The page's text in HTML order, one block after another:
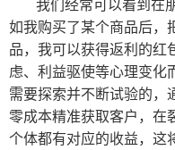
睿客宝教程
任务海报
注册/登陆
我们经常可以看到在
如我购买了某个商品后，
品，我可以获得返利的红
虑、利益驱使等心理变化
需要探索并不断试验的，
零成本精准获取客户，在
个体都有对应的收益，这